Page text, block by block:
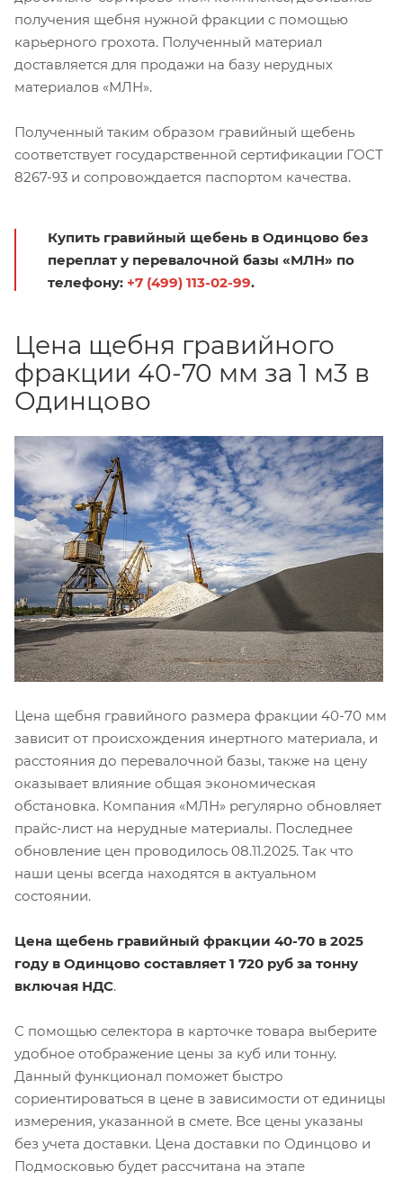
получения щебня нужной фракции с помощью
карьерного грохота. Полученный материал
доставляется для продажи на базу нерудных
материалов «МЛН».
Полученный таким образом гравийный щебень
соответствует государственной сертификации ГОСТ
8267-93 и сопровождается паспортом качества.
Купить гравийный щебень в Одинцово без
переплат у перевалочной базы «МЛН» по
телефону: +7 (499) 113-02-99.
Цена щебня гравийного
фракции 40-70 мм за 1 м3 в
Одинцово
Цена щебня гравийного размера фракции 40-70 мм
зависит от происхождения инертного материала, и
расстояния до перевалочной базы, также на цену
оказывает влияние общая экономическая
обстановка. Компания «МЛН» регулярно обновляет
прайс-лист на нерудные материалы. Последнее
обновление цен проводилось 08.11.2025. Так что
наши цены всегда находятся в актуальном
состоянии.
Цена щебень гравийный фракции 40-70 в 2025
году в Одинцово составляет 1 720 руб за тонну
включая НДС.
С помощью селектора в карточке товара выберите
удобное отображение цены за куб или тонну.
Данный функционал поможет быстро
сориентироваться в цене в зависимости от единицы
измерения, указанной в смете. Все цены указаны
без учета доставки. Цена доставки по Одинцово и
Подмосковью будет рассчитана на этапе